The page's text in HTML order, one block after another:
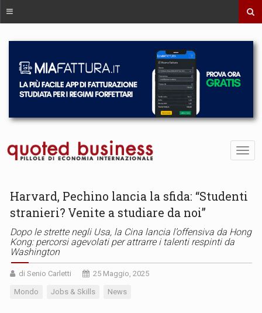
Harvard, Pechino lancia la sfida: “Studenti
stranieri? Venite a studiare da noi”
Dopo le strette negli Usa, la Cina lancia l’offensiva da Hong
Kong: percorsi agevolati per attrarre i talenti respinti da
Washington
di Senio Carletti 25 Maggio, 2025
Mondo Jobs & Skills News